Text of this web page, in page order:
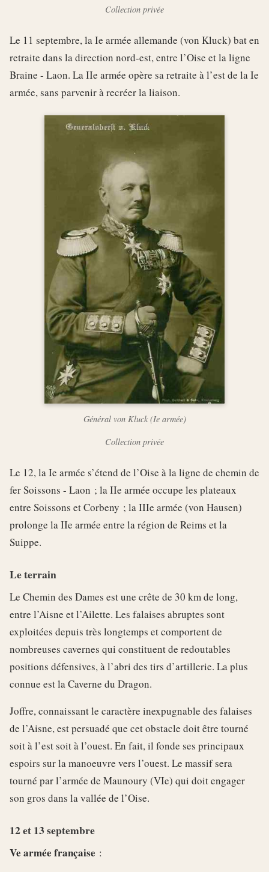
Collection privée
Le 11 septembre, la Ie armée allemande (von Kluck) bat en
retraite dans la direction nord-est, entre l’Oise et la ligne
Braine - Laon. La IIe armée opère sa retraite à l’est de la Ie
armée, sans parvenir à recréer la liaison.
Général von Kluck (Ie armée)
Collection privée
Le 12, la Ie armée s’étend de l’Oise à la ligne de chemin de
fer Soissons - Laon ; la IIe armée occupe les plateaux
entre Soissons et Corbeny ; la IIIe armée (von Hausen)
prolonge la IIe armée entre la région de Reims et la
Suippe.
Le terrain
Le Chemin des Dames est une crête de 30 km de long,
entre l’Aisne et l’Ailette. Les falaises abruptes sont
exploitées depuis très longtemps et comportent de
nombreuses cavernes qui constituent de redoutables
positions défensives, à l’abri des tirs d’artillerie. La plus
connue est la Caverne du Dragon.
Joffre, connaissant le caractère inexpugnable des falaises
de l’Aisne, est persuadé que cet obstacle doit être tourné
soit à l’est soit à l’ouest. En fait, il fonde ses principaux
espoirs sur la manoeuvre vers l’ouest. Le massif sera
tourné par l’armée de Maunoury (VIe) qui doit engager
son gros dans la vallée de l’Oise.
12 et 13 septembre
Ve armée française :